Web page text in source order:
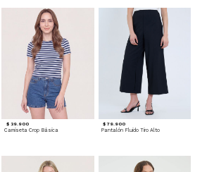
$ 39.900
Camiseta Crop Básica
$ 79.900
Pantalón Fluido Tiro Alto